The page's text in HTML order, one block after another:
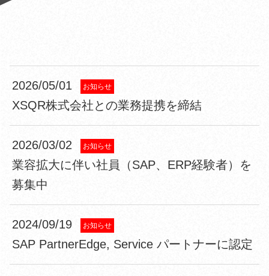
2026/05/01 お知らせ
XSQR株式会社との業務提携を締結
2026/03/02 お知らせ
業容拡大に伴い社員（SAP、ERP経験者）を
募集中
2024/09/19 お知らせ
SAP PartnerEdge, Service パートナーに認定